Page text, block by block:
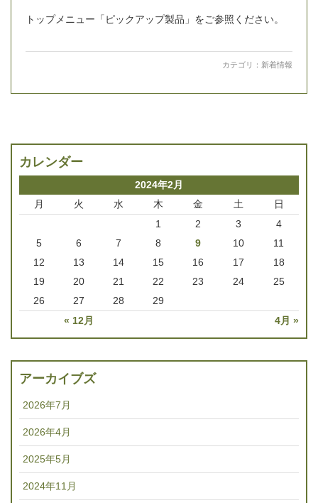
トップメニュー「ピックアップ製品」をご参照ください。
カテゴリ： 新着情報
カレンダー
2024年2月
月
火 水 木 金 土 日
« 12月 4月 »
1 2 3
4
5
6 7 8 9 10
11
12
13 14 15 16 17
18
19
20 21 22 23 24
25
26
27 28 29
アーカイブズ
2026年7月
2026年4月
2025年5月
2024年11月